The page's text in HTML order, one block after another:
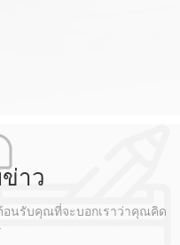
าว
นรับคุณที่จะบอกเราว่าคุณคิด